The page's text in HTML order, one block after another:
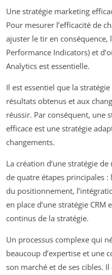
Une stratégie marketing
Pour mesurer l’efficacité de
ajuster le tir en conséquence,
Performance Indicators) et
Analytics est essentielle.
Il est essentiel que la
résultats obtenus et aux
réussir. Par conséquent, une
efficace est une stratégie
changements.
La création d’une stratégie
de quatre étapes principales
du positionnement,
en place d’une stratégie
continus de la stratégie.
Un processus complexe qui
beaucoup d’expertise et une
son marché et de ses cibles.